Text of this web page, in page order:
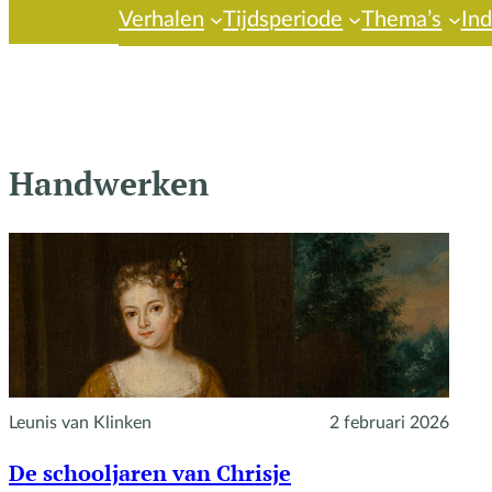
Verhalen Tijdsperiode Thema’s
Handwerken
Leunis van Klinken 2 februari 2026
De schooljaren van Chrisje